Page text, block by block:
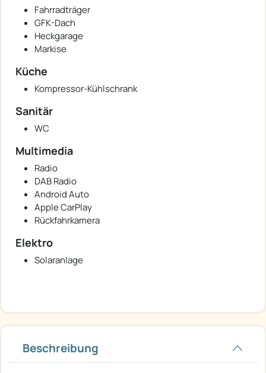
Fahrradträger
GFK-Dach
Heckgarage
Markise
Küche
Kompressor-Kühlschrank
Sanitär
WC
Multimedia
Radio
DAB Radio
Android Auto
Apple CarPlay
Rückfahrkamera
Elektro
Solaranlage
Beschreibung